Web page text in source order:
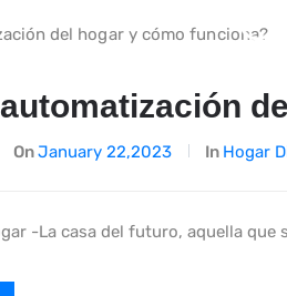
OnJanuary 22,2023 In Hogar
-La casa del futuro, aquella que